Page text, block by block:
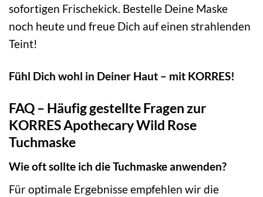
sofortigen Frischekick. Bestelle Deine Maske
noch heute und freue Dich auf einen strahlenden
Teint!
Fühl Dich wohl in Deiner Haut – mit KORRES!
FAQ – Häufig gestellte Fragen zur
KORRES Apothecary Wild Rose
Tuchmaske
Wie oft sollte ich die Tuchmaske anwenden?
Für optimale Ergebnisse empfehlen wir die